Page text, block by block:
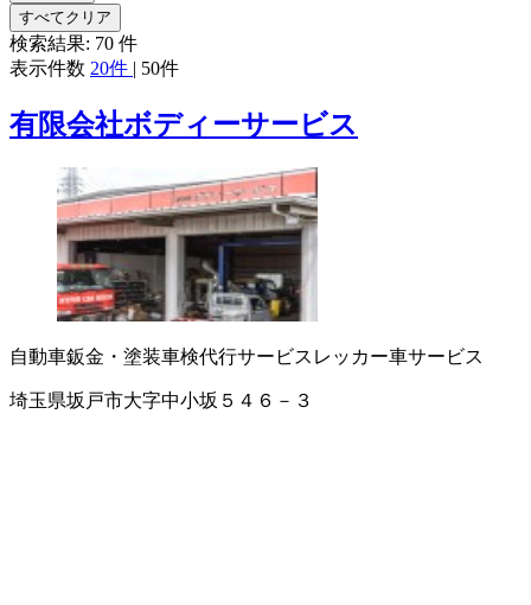
すべてクリア
検索結果: 70 件
表示件数 20件 | 50件
有限会社ボディーサービス
自動車鈑金・塗装車検代行サービス レッカー車サービス
埼玉県坂戸市大字中小坂５４６－３